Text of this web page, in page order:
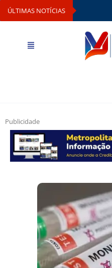
ÚLTIMAS NOTÍCIAS
Publicidade